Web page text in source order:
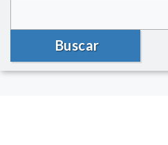
Buscar